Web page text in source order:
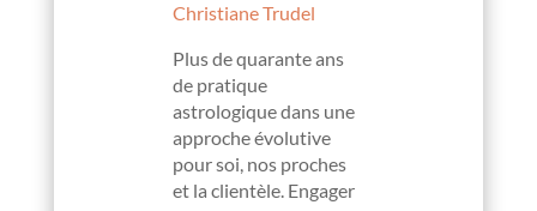
Christiane Trudel
Plus de quarante ans
de pratique
astrologique dans une
approche évolutive
pour soi, nos proches
et la clientèle. Engager